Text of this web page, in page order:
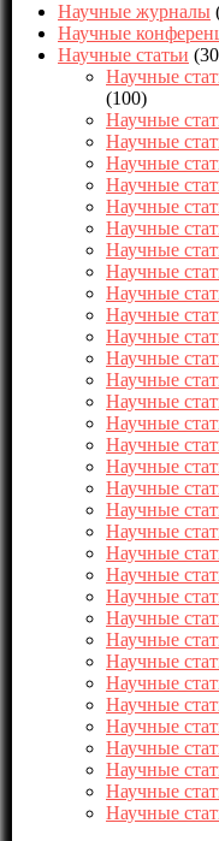
Научные журналы
Научные
Научные статьи
Научные
(100)
Научные
Научные
Научные
Научные
Научные
Научные
Научные
Научные
Научные
Научные
Научные
Научные
Научные
Научные
Научные
Научные
Научные
Научные
Научные
Научные
Научные
Научные
Научные
Научные
Научные
Научные
Научные
Научные
Научные
Научные
Научные
Научные
Научные